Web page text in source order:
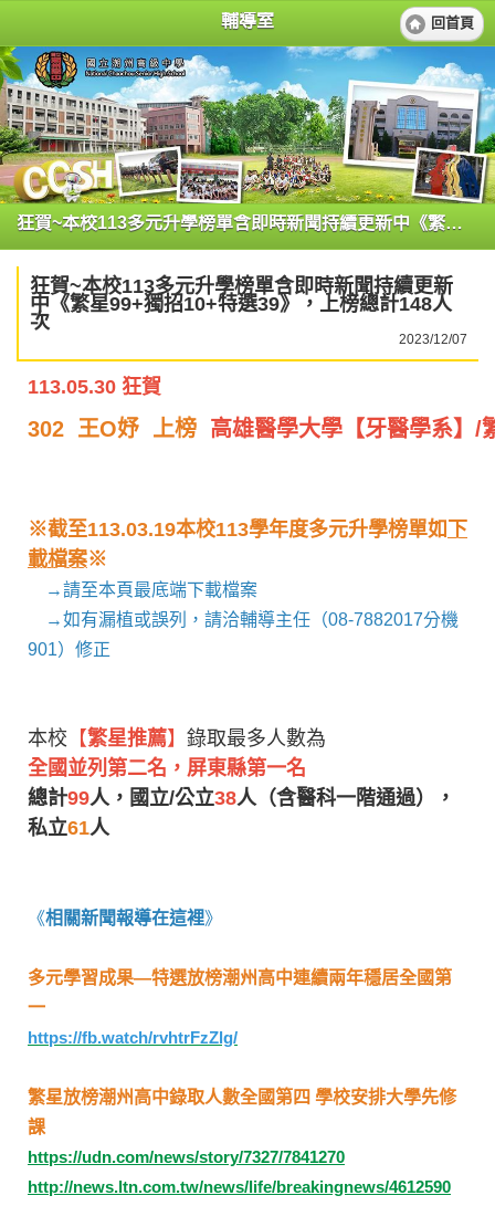
輔導室 回首頁
狂賀~本校113多元升學榜單含即時新聞持續更新中《繁星99+獨招10+特選39》，上榜總計148人次
狂賀~本校113多元升學榜單含即時新聞持續更新
中《繁星99+獨招10+特選39》，上榜總計148人
次
2023/12/07
113.05.30 狂賀
302 王O妤 上榜 高雄醫學大學【牙醫學系】/
※截至113.03.19本校113學年度多元升學榜單如 下
載檔案※
→請至本頁最底端下載檔案
→如有漏植或誤列，請洽輔導主任（08-7882017分機
901）修正
本校 【繁星推薦】 錄取最多人數為
全國並列第二名，屏東縣第一名
總計99人，國立/公立38人（含醫科一階通過），
私立61人
《相關新聞報導在這裡》
多元學習成果—特選放榜潮州高中連續兩年穩居全國第
一
https://fb.watch/rvhtrFzZlg/
繁星放榜潮州高中錄取人數全國第四 學校安排大學先修
課
https://udn.com/news/story/7327/7841270
http://news.ltn.com.tw/news/life/breakingnews/4612590